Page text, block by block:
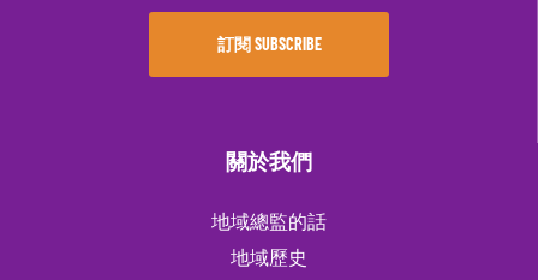
關於我們
地域總監的話
地域歷史